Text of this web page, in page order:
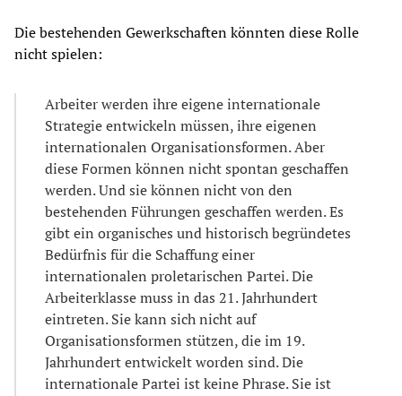
Die bestehenden Gewerkschaften könnten diese Rolle
nicht spielen:
Arbeiter werden ihre eigene internationale
Strategie entwickeln müssen, ihre eigenen
internationalen Organisationsformen. Aber
diese Formen können nicht spontan geschaffen
werden. Und sie können nicht von den
bestehenden Führungen geschaffen werden. Es
gibt ein organisches und historisch begründetes
Bedürfnis für die Schaffung einer
internationalen proletarischen Partei. Die
Arbeiterklasse muss in das 21. Jahrhundert
eintreten. Sie kann sich nicht auf
Organisationsformen stützen, die im 19.
Jahrhundert entwickelt worden sind. Die
internationale Partei ist keine Phrase. Sie ist